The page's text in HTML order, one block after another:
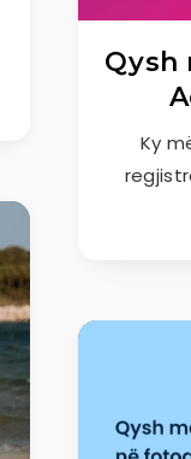
Qysh
Ky